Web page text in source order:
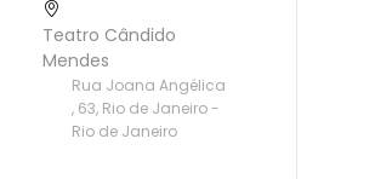
Teatro Cândido
Mendes
Rua Joana Angélica
, 63, Rio de Janeiro -
Rio de Janeiro